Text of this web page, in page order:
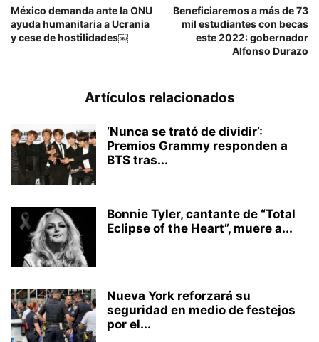
México demanda ante la ONU
ayuda humanitaria a Ucrania
y cese de hostilidades￼
Beneficiaremos a más de 73
mil estudiantes con becas
este 2022: gobernador
Alfonso Durazo
Artículos relacionados
‘Nunca se trató de dividir’:
Premios Grammy responden a
BTS tras...
Bonnie Tyler, cantante de “Total
Eclipse of the Heart”, muere a...
Nueva York reforzará su
seguridad en medio de festejos
por el...